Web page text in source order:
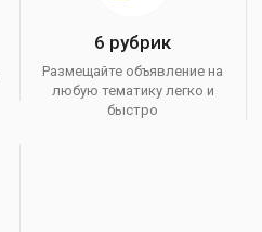
6 рубрик
Размещайте объявление на
любую тематику легко и
быстро